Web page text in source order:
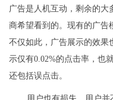
广告是人机互动，剩余的大
商希望看到的。现有的广告
不仅如此，广告展示的效果
示仅有0.02%的点击率，也
还包括误点击。